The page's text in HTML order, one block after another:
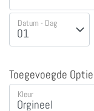
Datum - Dag
Toegevoegde
Kleur